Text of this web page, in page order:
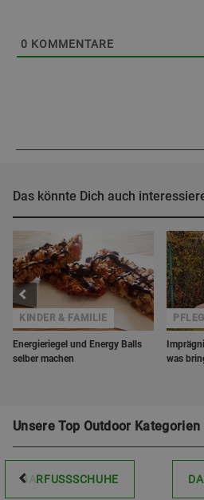
0 KOMMENTARE
Das könnte Dich auch
Energieriegel und Energy Balls
selber machen
KINDER & FAMILIE
was
Unsere Top Outdoor Kategorien
BARFUSSSCHUHE